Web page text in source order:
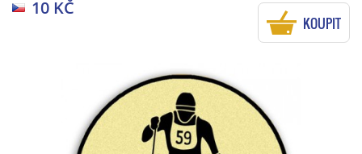
10 KČ
KOUPIT